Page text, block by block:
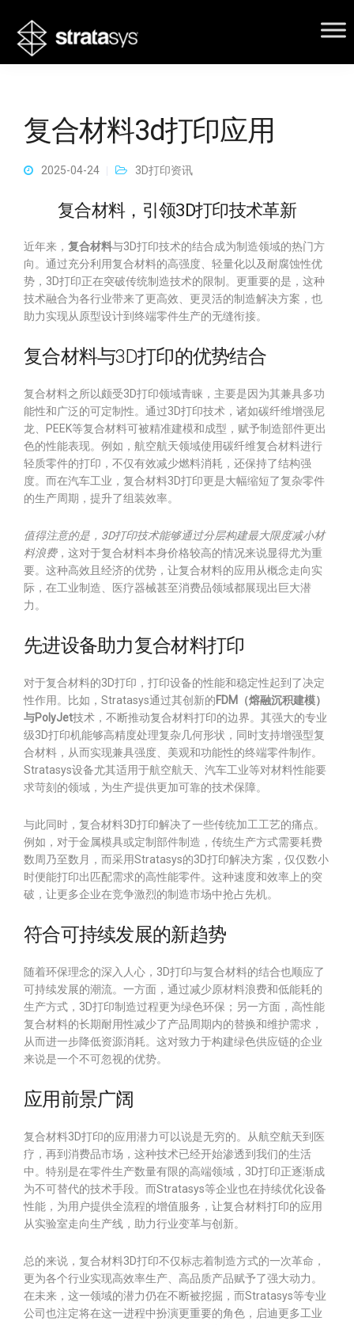
复合材料3d打印应用
2025-04-24 3D打印资讯
复合材料，引领3D打印技术革新
近年来， 复合材料与3D打印技术的结合成为制造领域的热门方
向。通过充分利用复合材料的高强度、轻量化以及耐腐蚀性优
势，3D打印正在突破传统制造技术的限制。更重要的是，这种
技术融合为各行业带来了更高效、更灵活的制造解决方案，也
助力实现从原型设计到终端零件生产的无缝衔接。
复合材料与3D打印的优势结合
复合材料之所以颇受3D打印领域青睐，主要是因为其兼具多功
能性和广泛的可定制性。通过3D打印技术，诸如碳纤维增强尼
龙、PEEK等复合材料可被精准建模和成型，赋予制造部件更出
色的性能表现。例如，航空航天领域使用碳纤维复合材料进行
轻质零件的打印，不仅有效减少燃料消耗，还保持了结构强
度。而在汽车工业，复合材料3D打印更是大幅缩短了复杂零件
的生产周期，提升了组装效率。
值得注意的是，3D打印技术能够通过分层构建最大限度减小材
料浪费，这对于复合材料本身价格较高的情况来说显得尤为重
要。这种高效且经济的优势，让复合材料的应用从概念走向实
际，在工业制造、医疗器械甚至消费品领域都展现出巨大潜
力。
先进设备助力复合材料打印
对于复合材料的3D打印，打印设备的性能和稳定性起到了决定
性作用。比如，Stratasys通过其创新的FDM（熔融沉积建模）
与PolyJet技术，不断推动复合材料打印的边界。其强大的专业
级3D打印机能够高精度处理复杂几何形状，同时支持增强型复
合材料，从而实现兼具强度、美观和功能性的终端零件制作。
Stratasys设备尤其适用于航空航天、汽车工业等对材料性能要
求苛刻的领域，为生产提供更加可靠的技术保障。
与此同时，复合材料3D打印解决了一些传统加工工艺的痛点。
例如，对于金属模具或定制部件制造，传统生产方式需要耗费
数周乃至数月，而采用Stratasys的3D打印解决方案，仅仅数小
时便能打印出匹配需求的高性能零件。这种速度和效率上的突
破，让更多企业在竞争激烈的制造市场中抢占先机。
符合可持续发展的新趋势
随着环保理念的深入人心，3D打印与复合材料的结合也顺应了
可持续发展的潮流。一方面，通过减少原材料浪费和低能耗的
生产方式，3D打印制造过程更为绿色环保；另一方面，高性能
复合材料的长期耐用性减少了产品周期内的替换和维护需求，
从而进一步降低资源消耗。这对致力于构建绿色供应链的企业
来说是一个不可忽视的优势。
应用前景广阔
复合材料3D打印的应用潜力可以说是无穷的。从航空航天到医
疗，再到消费品市场，这种技术已经开始渗透到我们的生活
中。特别是在零件生产数量有限的高端领域，3D打印正逐渐成
为不可替代的技术手段。而Stratasys等企业也在持续优化设备
性能，为用户提供全流程的增值服务，让复合材料打印的应用
从实验室走向生产线，助力行业变革与创新。
总的来说，复合材料3D打印不仅标志着制造方式的一次革命，
更为各个行业实现高效率生产、高品质产品赋予了强大动力。
在未来，这一领域的潜力仍在不断被挖掘，而Stratasys等专业
公司也注定将在这一进程中扮演更重要的角色，启迪更多工业